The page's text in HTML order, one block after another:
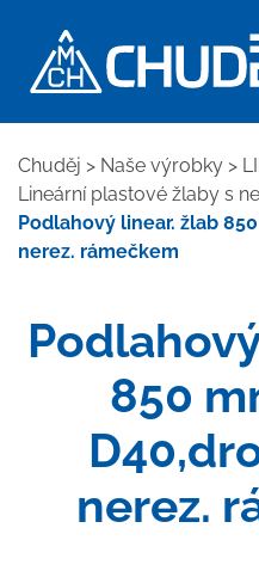
Chuděj > Naše výrobky >
Lineární plastové žlaby s
Podlahový linear. žlab
nerez. rámečkem
850
nerez.